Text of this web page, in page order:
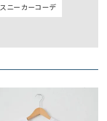
スニーカーコーデ